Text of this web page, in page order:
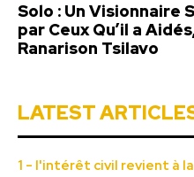
Solo : Un Visionnaire
par Ceux Qu’il a
Ranarison Tsilavo
LATEST
1 - l'intérêt civil revient à